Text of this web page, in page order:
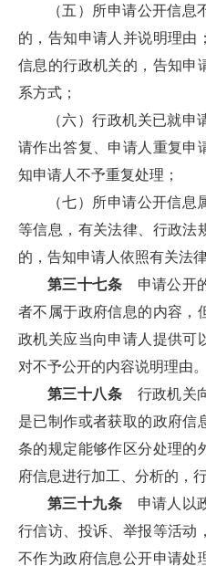
（五）所申请公开信
的，告知申请人并说明理由
信息的行政机关的，告知申
系方式；
（六）行政机关已就
请作出答复、申请人重复申
知申请人不予重复处理；
（七）所申请公开信
等信息，有关法律、行政法
的，告知申请人依照有关法
第三十七条 申请公开
者不属于政府信息的内容，
政机关应当向申请人提供可
对不予公开的内容说明理由。
第三十八条 行政机关
是已制作或者获取的政府信
条的规定能够作区分处理的
府信息进行加工、分析的，
第三十九条 申请人以
行信访、投诉、举报等活动
不作为政府信息公开申请处